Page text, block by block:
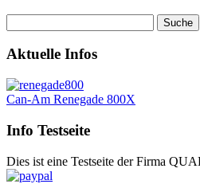
Aktuelle Infos
Can-Am Renegade 800X
Info Testseite
Dies ist eine Testseite der Firma